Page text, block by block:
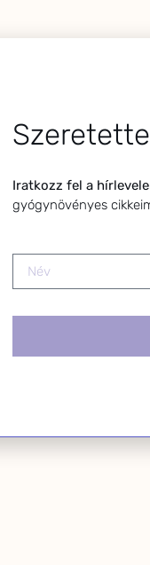
TÉMAKÖRÖK
Iratkozz fel a
gyógynövényes